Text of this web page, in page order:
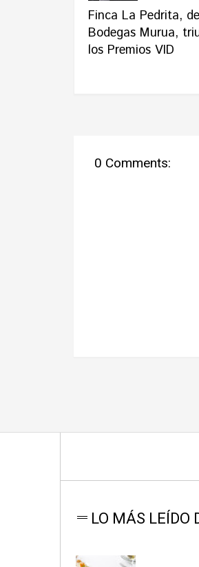
Finca La Pedrita, de
Bodegas Murua,
los Premios VID
0 Comments:
LO MÁS LEÍDO